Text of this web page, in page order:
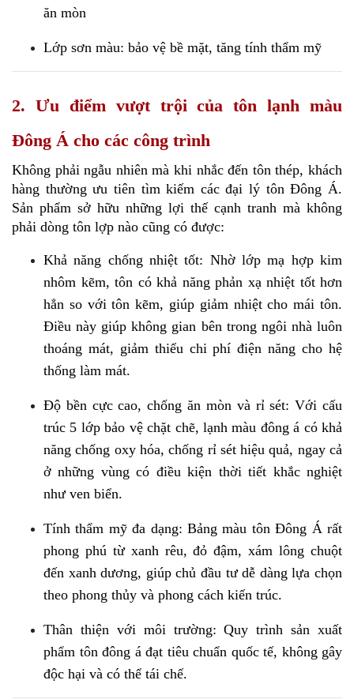
ăn mòn
Lớp sơn màu: bảo vệ bề mặt, tăng tính thẩm mỹ
2. Ưu điểm vượt trội của tôn lạnh màu
Đông Á cho các công trình
Không phải ngẫu nhiên mà khi nhắc đến tôn thép, khách
hàng thường ưu tiên tìm kiếm các đại lý tôn Đông Á.
Sản phẩm sở hữu những lợi thế cạnh tranh mà không
phải dòng tôn lợp nào cũng có được:
Khả năng chống nhiệt tốt: Nhờ lớp mạ hợp kim
nhôm kẽm, tôn có khả năng phản xạ nhiệt tốt hơn
hẳn so với tôn kẽm, giúp giảm nhiệt cho mái tôn.
Điều này giúp không gian bên trong ngôi nhà luôn
thoáng mát, giảm thiểu chi phí điện năng cho hệ
thống làm mát.
Độ bền cực cao, chống ăn mòn và rỉ sét: Với cấu
trúc 5 lớp bảo vệ chặt chẽ, lạnh màu đông á có khả
năng chống oxy hóa, chống rỉ sét hiệu quả, ngay cả
ở những vùng có điều kiện thời tiết khắc nghiệt
như ven biển.
Tính thẩm mỹ đa dạng: Bảng màu tôn Đông Á rất
phong phú từ xanh rêu, đỏ đậm, xám lông chuột
đến xanh dương, giúp chủ đầu tư dễ dàng lựa chọn
theo phong thủy và phong cách kiến trúc.
Thân thiện với môi trường: Quy trình sản xuất
phẩm tôn đông á đạt tiêu chuẩn quốc tế, không gây
độc hại và có thể tái chế.